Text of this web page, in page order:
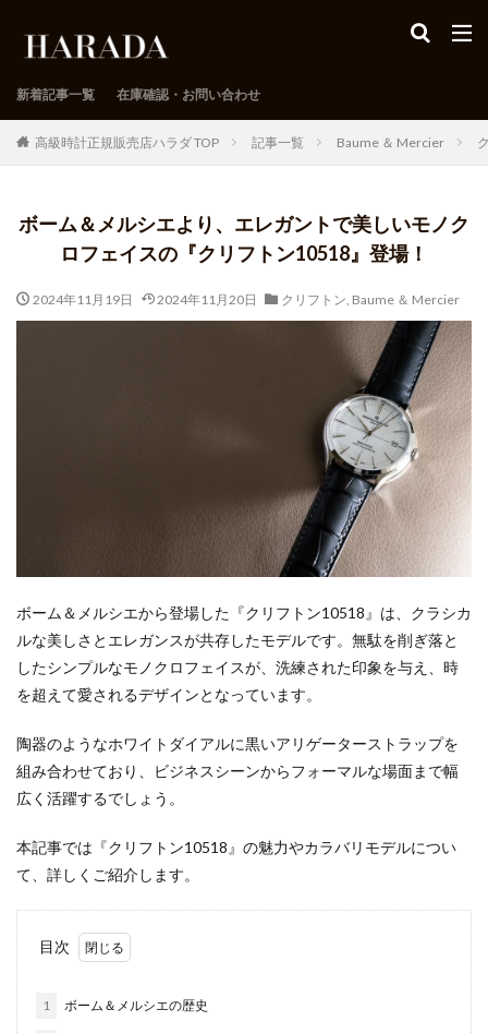
新着記事一覧 在庫確認・お問い合わせ
高級時計正規販売店ハラダ TOP 記事一覧 Baume ＆ Mercier
ボーム＆メルシエより、エレガントで美しいモノク
ロフェイスの『クリフトン10518』登場！
2024年11月19日 2024年11月20日 クリフトン, Baume ＆ Mercier
ボーム＆メルシエから登場した『クリフトン10518』は、クラシカ
ルな美しさとエレガンスが共存したモデルです。無駄を削ぎ落と
したシンプルなモノクロフェイスが、洗練された印象を与え、時
を超えて愛されるデザインとなっています。
陶器のようなホワイトダイアルに黒いアリゲーターストラップを
組み合わせており、ビジネスシーンからフォーマルな場面まで幅
広く活躍するでしょう。
本記事では『クリフトン10518』の魅力やカラバリモデルについ
て、詳しくご紹介します。
目次
1 ボーム＆メルシエの歴史